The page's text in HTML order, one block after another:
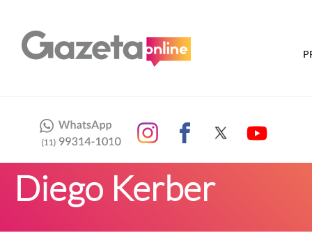
Diego Kerber